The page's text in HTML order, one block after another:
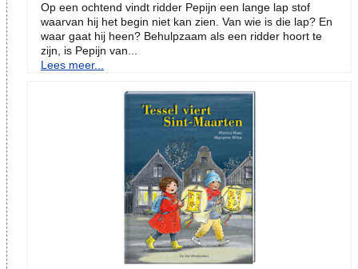
Op een ochtend vindt ridder Pepijn een lange lap stof
waarvan hij het begin niet kan zien. Van wie is die lap? En
waar gaat hij heen? Behulpzaam als een ridder hoort te
zijn, is Pepijn van...
Lees meer...